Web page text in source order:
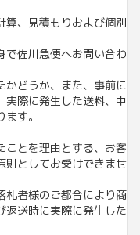
、見積もりおよび個別
佐川急便へお問い合わ
どうか、また、事前に
際に発生した送料、中
す。
とを理由とする、お客
則としてお受けできませ
者様のご都合により商
送時に実際に発生した